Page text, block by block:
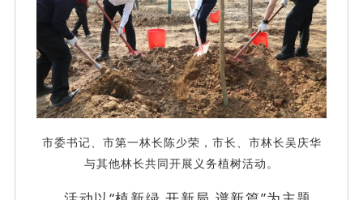
市委书记、市第一林长陈少荣，市长、市林长吴庆华
与其他林长共同开展义务植树活动。